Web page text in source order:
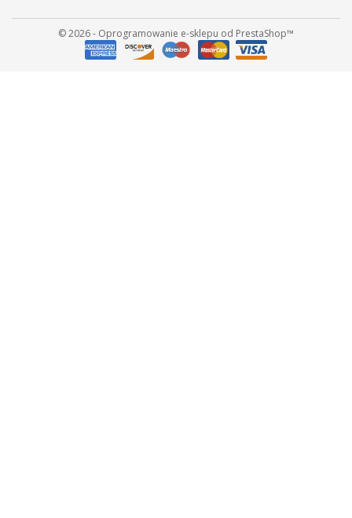
© 2026 - Oprogramowanie e-sklepu od PrestaShop™